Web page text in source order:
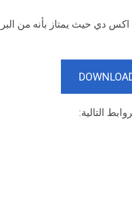
دي حيث يمتاز بأنه من
التالية: